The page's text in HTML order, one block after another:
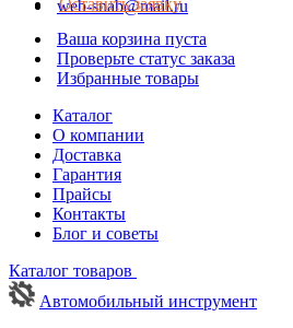
web-snab@mail.ru
Оставить заявку
Ваша корзина пуста
Проверьте статус заказа
Избранные товары
Каталог
О компании
Доставка
Гарантия
Прайсы
Контакты
Блог и советы
Каталог товаров
Автомобильный инструмент